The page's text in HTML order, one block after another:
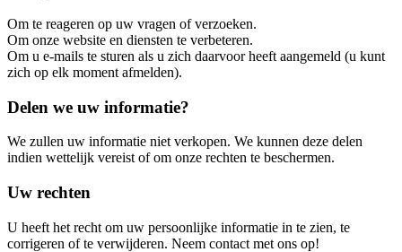
Om te reageren op uw vragen of verzoeken.
Om onze website en diensten te verbeteren.
Om u e-mails te sturen als u zich daarvoor heeft aangemeld (u kunt
zich op elk moment afmelden).
Delen we uw informatie?
We zullen uw informatie niet verkopen. We kunnen deze delen
indien wettelijk vereist of om onze rechten te beschermen.
Uw rechten
U heeft het recht om uw persoonlijke informatie in te zien, te
corrigeren of te verwijderen. Neem contact met ons op!